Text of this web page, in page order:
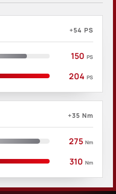
+54 PS
150 PS
204 PS
+35 Nm
275 Nm
310 Nm